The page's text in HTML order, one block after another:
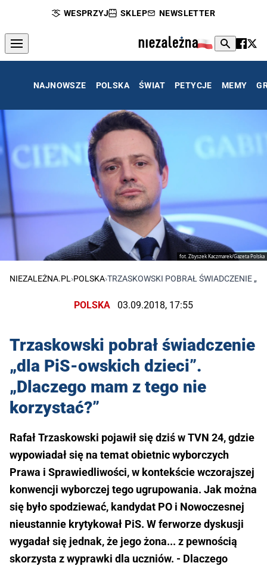
WESPRZYJ SKLEP NEWSLETTER
NAJNOWSZE POLSKA ŚWIAT PETYCJE MEMY
fot. Zbyszek Kaczmarek/Gazeta Polska
NIEZALEŻNA.PL ›POLSKA›TRZASKOWSKI POBRAŁ ŚWIADCZENIE
POLSKA 03.09.2018, 17:55
Trzaskowski pobrał świadczenie
„dla PiS-owskich dzieci”.
„Dlaczego mam z tego nie
korzystać?”
Rafał Trzaskowski pojawił się dziś w TVN 24, gdzie
wypowiadał się na temat obietnic wyborczych
Prawa i Sprawiedliwości, w kontekście wczorajszej
konwencji wyborczej tego ugrupowania. Jak można
się było spodziewać, kandydat PO i Nowoczesnej
nieustannie krytykował PiS. W ferworze dyskusji
wygadał się jednak, że jego żona... z pewnością
skorzysta z wyprawki dla uczniów. - Dlaczego